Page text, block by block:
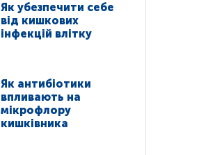
Як убезпечити себе
від кишкових
інфекцій влітку
Як антибіотики
впливають на
мікрофлору
кишківника